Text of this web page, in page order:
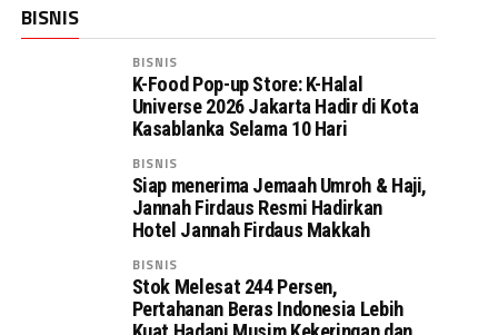
BISNIS
BISNIS
K-Food Pop-up Store: K-Halal
Universe 2026 Jakarta Hadir di Kota
Kasablanka Selama 10 Hari
BISNIS
Siap menerima Jemaah Umroh & Haji,
Jannah Firdaus Resmi Hadirkan
Hotel Jannah Firdaus Makkah
BISNIS
Stok Melesat 244 Persen,
Pertahanan Beras Indonesia Lebih